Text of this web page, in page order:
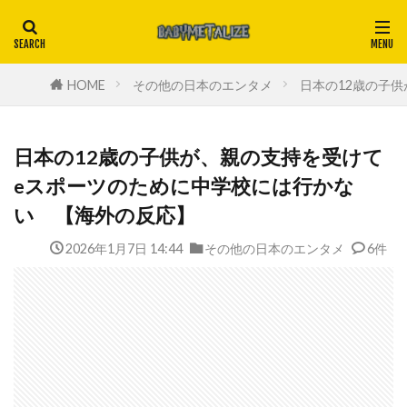
HOME その他の日本のエンタメ 日本の12歳の子
日本の12歳の子供が、親の支持を受けて
eスポーツのために中学校には行かな
い 【海外の反応】
2026年1月7日 14:44 その他の日本のエンタメ 6件